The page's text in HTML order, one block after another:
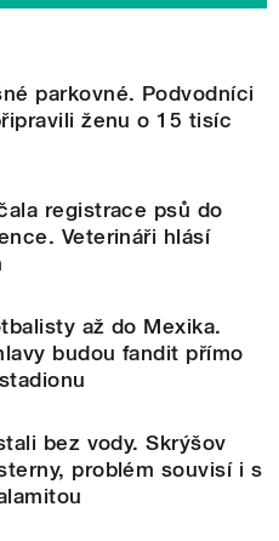
parkovné. Podvodníci
ženu o 15 tisíc
registrace psů do
Veterináři hlásí
až do Mexika.
budou fandit přímo
bez vody. Skrýšov
problém souvisí i s